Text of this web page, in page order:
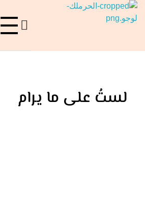
لستُ على ما يرام